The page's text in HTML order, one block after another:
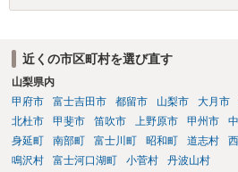
近くの市区町村を選び直す
山梨県内
甲府市
富士吉田市 都留市 山梨市 大月市
北杜市
甲斐市 笛吹市 上野原市 甲州市
身延町
南部町 富士川町 昭和町 道志村
鳴沢村
富士河口湖町 小菅村 丹波山村